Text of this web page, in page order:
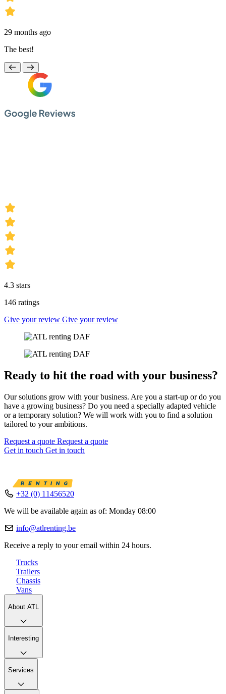
29 months ago
The best!
4.3 stars
146 ratings
Give your review Give your review
Ready to hit the road with your business?
Our solutions grow with your business. Are you a start-up or do you
have a growing business? Do you need a specially adapted vehicle
or a temporary solution? We will work with you to find a solution
tailored to your ambitions.
Request a quote Request a quote
Get in touch Get in touch
+32 (0) 11456520
We will be available again as of: Monday 08:00
info@atlrenting.be
Receive a reply to your email within 24 hours.
Trucks
Trailers
Chassis
Vans
About ATL
Interesting
Services